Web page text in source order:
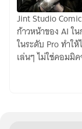
Jint
Studio
Comic
Test
Jint Studio
ก้าวหน้าของ AI ใ
ในระดับ Pro ทำใ
เล่นๆ ไม่ใช่คอมมิค